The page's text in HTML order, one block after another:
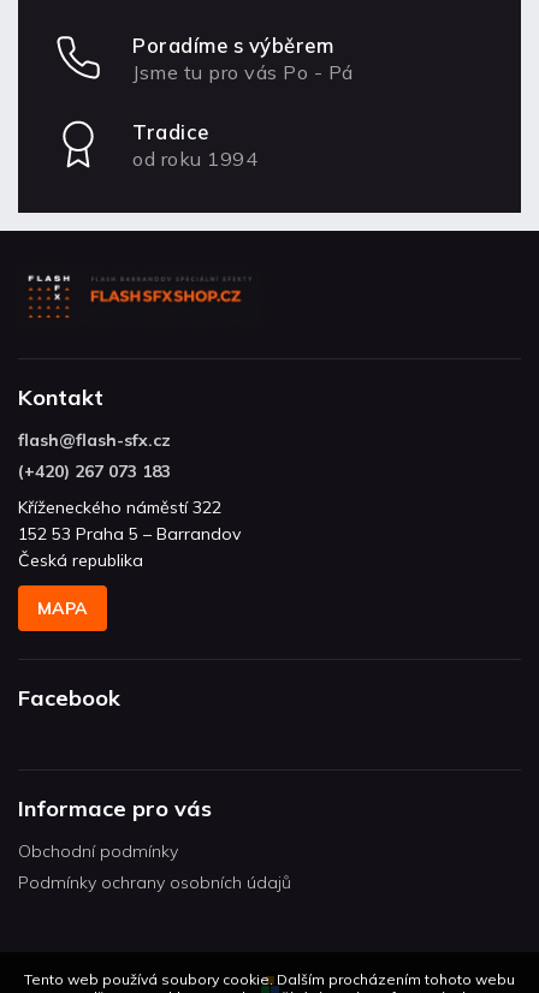
Tento web používá soubory cookie. Dalším procházením tohoto webu
Poradíme s výběrem
Jsme tu pro vás Po - Pá
Tradice
od roku 1994
Kontakt
flash@flash-sfx.cz
(+420) 267 073 183
Kříženeckého náměstí 322
152 53 Praha 5 – Barrandov
Česká republika
MAPA
Facebook
Informace pro vás
Obchodní podmínky
Podmínky ochrany osobních údajů